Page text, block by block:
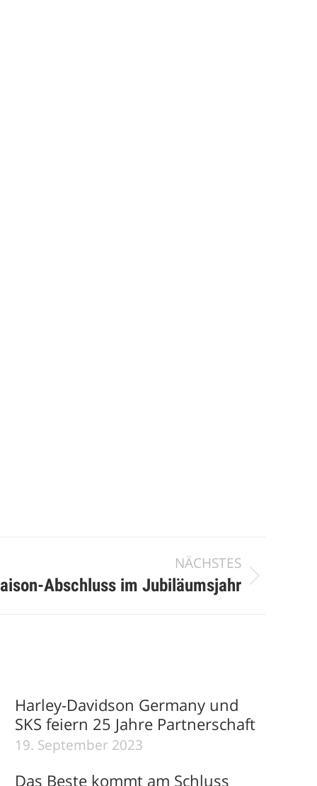
NÄCHSTES
Abschluss im Jubiläumsjahr
Harley-Davidson Germany und
SKS feiern 25 Jahre Partnerschaft
19. September 2023
Das Beste kommt am Schluss